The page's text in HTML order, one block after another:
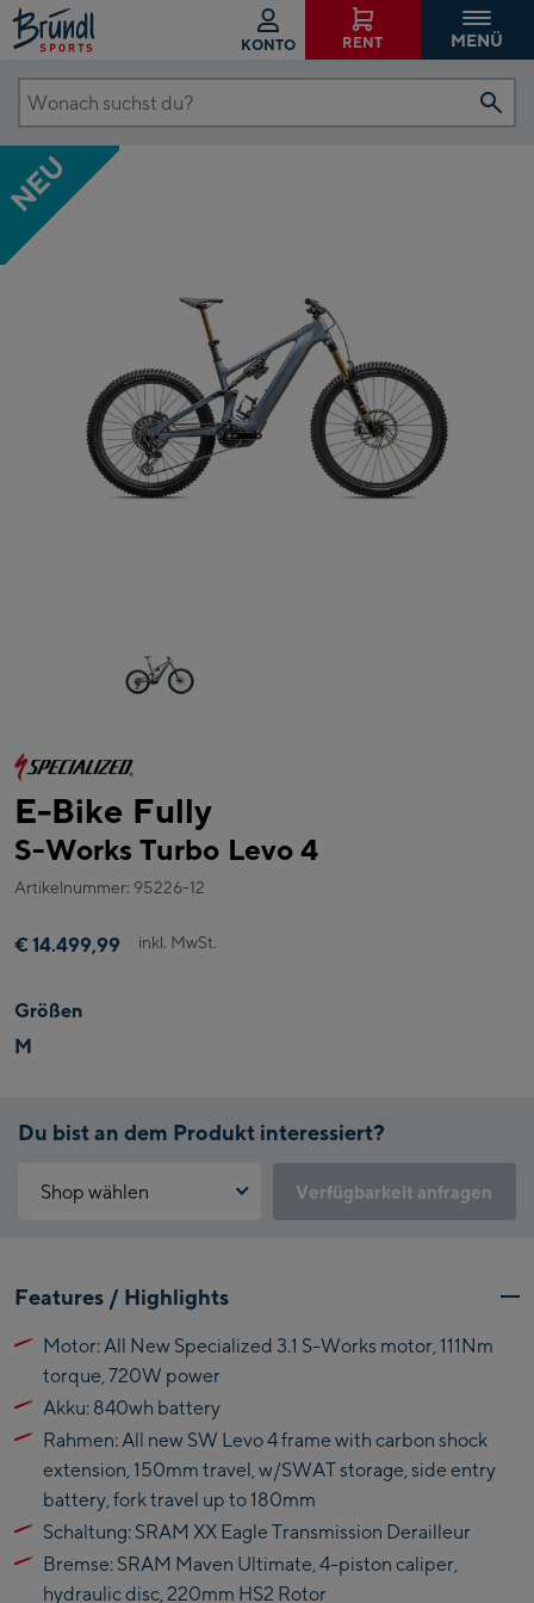
KONTO RENT MENÜ
Wonach
suchst
du?
NEU
E-Bike Fully
S-Works Turbo Levo 4
Artikelnummer: 95226-12
€ 14.499,99 inkl. MwSt.
Größen
M
Du bist an dem Produkt interessiert?
Shop wählen
Flagshipstore Kaprun
Maiskogelbahn
Talstation / Valley
station
Kitzsteinhorn
Alpincenter
(Bergstation / Top
station)
Bikeworld Kaprun
Kaprun Outlet
Bike-Servicecenter
Verfügbarkeit anfragen
Klicke hierfür einfach auf folgenden Link.
Click & Reserve zulassen
Features / Highlights
Motor: All New Specialized 3.1 S-Works motor, 111Nm
torque, 720W power
Akku: 840wh battery
Rahmen: All new SW Levo 4 frame with carbon shock
extension, 150mm travel, w/SWAT storage, side entry
battery, fork travel up to 180mm
Schaltung: SRAM XX Eagle Transmission Derailleur
Bremse: SRAM Maven Ultimate, 4-piston caliper,
hydraulic disc, 220mm HS2 Rotor